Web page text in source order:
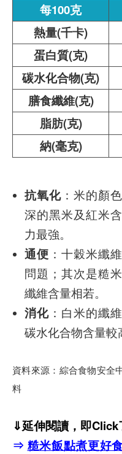
每100克
熱量(千卡)
蛋白質(克)
碳水化合物(克)
膳食纖維(克)
脂肪(克)
納(毫克)
抗氧化：米的顏
深的黑米及紅米
力最強。
通便 ：十穀米纖
問題；其次是糙
纖維含量相若。
消化：白米的纖
碳水化合物含量較
資料來源：綜合食物安全
料
⇓延伸閱讀，即
⇒ 糙米飯點煮更好